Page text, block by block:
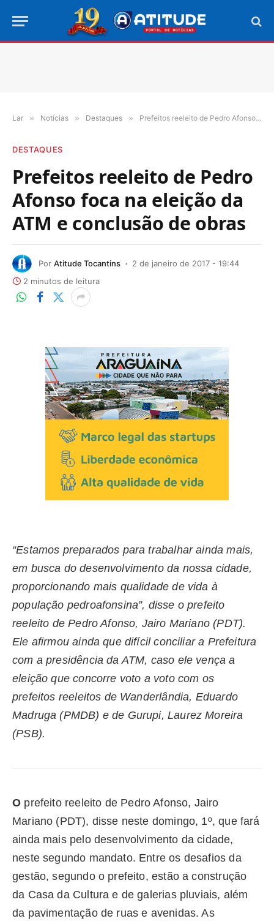
Lar » Notícias » Destaques » Prefeitos reeleito de Pedro Afonso foca na eleição da ATM e conclusão de obras
DESTAQUES
Prefeitos reeleito de Pedro
Afonso foca na eleição da
ATM e conclusão de obras
Por Atitude Tocantins
2 de janeiro de 2017 - 19:44
2 minutos de leitura
“Estamos preparados para trabalhar ainda mais,
em busca do desenvolvimento da nossa cidade,
proporcionando mais qualidade de vida à
população pedroafonsina”, disse o prefeito
reeleito de Pedro Afonso, Jairo Mariano (PDT).
Ele afirmou ainda que difícil conciliar a Prefeitura
com a presidência da ATM, caso ele vença a
eleição que concorre voto a voto com os
prefeitos reeleitos de Wanderlândia, Eduardo
Madruga (PMDB) e de Gurupi, Laurez Moreira
(PSB).
O prefeito reeleito de Pedro Afonso, Jairo
Mariano (PDT), disse neste domingo, 1º, que fará
ainda mais pelo desenvolvimento da cidade,
neste segundo mandato. Entre os desafios da
gestão, segundo o prefeito, estão a construção
da Casa da Cultura e de galerias pluviais, além
da pavimentação de ruas e avenidas. As